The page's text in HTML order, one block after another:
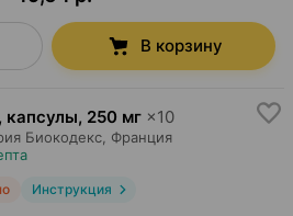
В корзину
капсулы, 250 мг ×10
Биокодекс , Франция
Инструкция